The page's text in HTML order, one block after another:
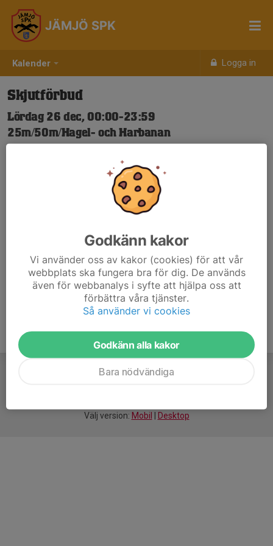
Kalender Logga in
JÄMJÖ SPK
Skjutförbud
Lördag 26 dec, 00:00-23:59
25m/50m/Hagel- och Harbanan
Nya Skjuttider-igen.pdf
Välj version: Mobil Desktop
Godkänn kakor
Vi använder oss av kakor (cookies) för att vår
webbplats ska fungera bra för dig. De används
även för webbanalys i syfte att hjälpa oss att
förbättra våra tjänster.
Så använder vi cookies
Godkänn alla kakor
Bara nödvändiga